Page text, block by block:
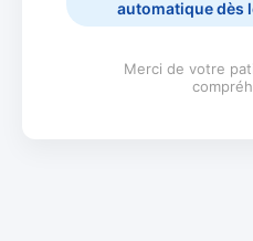
automatique dès
Merci de votre